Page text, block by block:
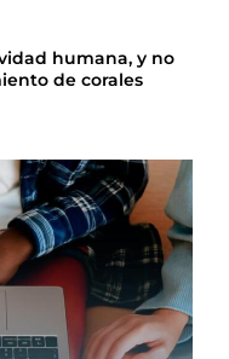
humana, y no
de corales